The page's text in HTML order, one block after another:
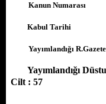
Kanun
Kabul Tarihi :
Yayımlandığı
Cilt : 57